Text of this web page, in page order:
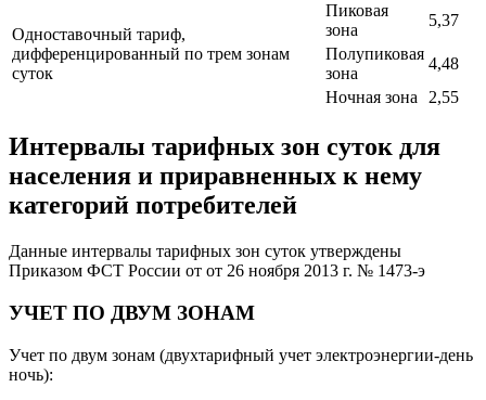
Одноставочный тариф,
дифференцированный по трем зонам
суток
Пиковая
зона
5,37
Полупиковая
зона
4,48
Ночная зона 2,55
Интервалы тарифных зон суток для
населения и приравненных к нему
категорий потребителей
Данные интервалы тарифных зон суток утверждены
Приказом ФСТ России от от 26 ноября 2013 г. № 1473-э
УЧЕТ ПО ДВУМ ЗОНАМ
Учет по двум зонам (двухтарифный учет электроэнергии-день
ночь):